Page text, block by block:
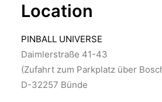
Location
PINBALL UNIVERSE
Daimlerstraße 41-43
(Zufahrt zum Parkplatz über
D-32257 Bünde